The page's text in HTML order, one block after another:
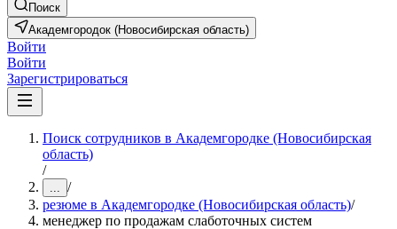
Поиск
Академгородок (Новосибирская область)
Войти
Войти
Зарегистрироваться
Поиск сотрудников в Академгородке (Новосибирская
область)
/
... /
резюме в Академгородке (Новосибирская область)/
менеджер по продажам слаботочных систем